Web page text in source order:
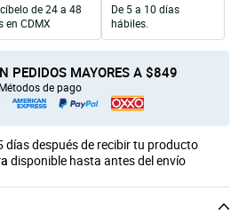
de 24 a 48
en CDMX
De 5 a 10 días
hábiles.
PEDIDOS MAYORES A $849
Métodos de pago
días después de recibir tu producto
disponible hasta antes del envío